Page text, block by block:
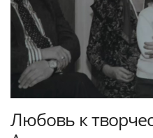
Любовь к